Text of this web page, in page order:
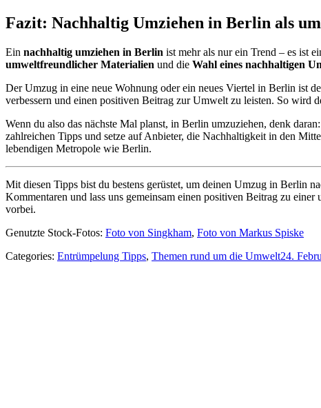
Fazit: Nachhaltig Umziehen in Berlin als
Ein nachhaltig umziehen in Berlin ist mehr als nur ein Trend – es ist
umweltfreundlicher Materialien und die Wahl eines nachhaltigen
Der Umzug in eine neue Wohnung oder ein neues Viertel in Berlin ist
verbessern und einen positiven Beitrag zur Umwelt zu leisten. So wird
Wenn du also das nächste Mal planst, in Berlin umzuziehen, denk
zahlreichen Tipps und setze auf Anbieter, die Nachhaltigkeit in den
lebendigen Metropole wie Berlin.
Mit diesen Tipps bist du bestens gerüstet, um deinen Umzug in Berlin
Kommentaren und lass uns gemeinsam einen positiven Beitrag zu
vorbei.
Genutzte Stock-Fotos: Foto von Singkham, Foto von Markus Spiske
Categories: Entrümpelung Tipps, Themen rund um die Umwelt24.